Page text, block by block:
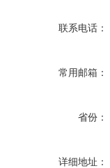
联系电话：
常用邮箱：
省份：
详细地址：